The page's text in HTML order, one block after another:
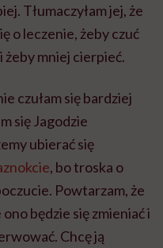
Tłumaczyłam jej, że
o leczenie, żeby czuć
żeby mniej cierpieć.
czułam się bardziej
się Jagodzie
ubierać się
, bo troska o
Powtarzam, że
będzie się zmieniać i
Chcę ją